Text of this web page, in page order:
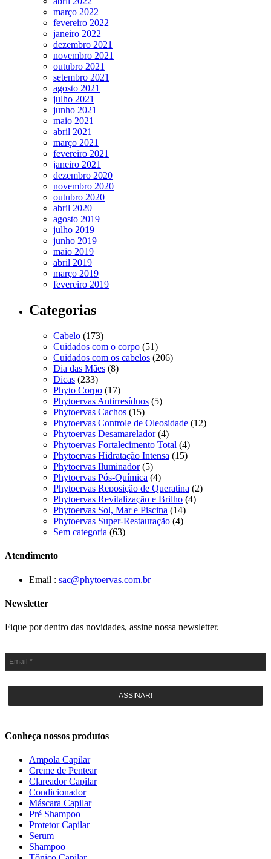
março 2022
fevereiro 2022
janeiro 2022
dezembro 2021
novembro 2021
outubro 2021
setembro 2021
agosto 2021
julho 2021
junho 2021
maio 2021
abril 2021
março 2021
fevereiro 2021
janeiro 2021
dezembro 2020
novembro 2020
outubro 2020
abril 2020
agosto 2019
julho 2019
junho 2019
maio 2019
abril 2019
março 2019
fevereiro 2019
Categorias
Cabelo (173)
Cuidados com o corpo (51)
Cuidados com os cabelos (206)
Dia das Mães (8)
Dicas (233)
Phyto Corpo (17)
Phytoervas Antirresíduos (5)
Phytoervas Cachos (15)
Phytoervas Controle de Oleosidade (12)
Phytoervas Desamarelador(4)
Phytoervas Fortalecimento Total (4)
Phytoervas Hidratação Intensa (15)
Phytoervas Iluminador(5)
Phytoervas Pós-Química (4)
Phytoervas Reposição de Queratina (2)
Phytoervas Revitalização e Brilho (4)
Phytoervas Sol, Mar e Piscina (14)
Phytoervas Super-Restauração (4)
Sem categoria (63)
Atendimento
Email : sac@phytoervas.com.br
Newsletter
Fique por dentro das novidades, assine nossa newsletter.
ASSINAR!
Conheça nossos produtos
Ampola Capilar
Creme de Pentear
Clareador Capilar
Condicionador
Máscara Capilar
Pré Shampoo
Protetor Capilar
Serum
Shampoo